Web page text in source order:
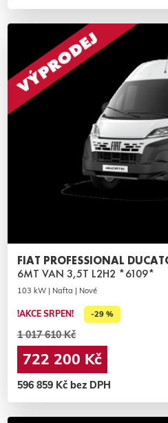
FIAT PROFESSIONAL
6MT VAN 3,5T L2H2 *6109*
103 kW | Nafta | Nové
!AKCE SRPEN! -29 %
1 017 610 Kč
722 200 Kč
596 859 Kč bez DPH